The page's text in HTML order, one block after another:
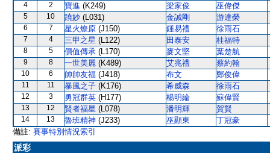
4 2 寶進 (K249) 梁家俊 巫偉傑
5 10 蹺妙 (L031) 金誠剛 游達榮
6 7 星火燎原 (J150) 鍾易禮 徐雨石
7 4 三甲之星 (L122) 田泰安 桂福特
8 5 價值傳承 (L170) 麥文堅 葉楚航
9 8 一世美麗 (K489) 艾兆禮 蔡約翰
10 6 帥帥友福 (J418) 布文 鄭俊偉
11 11 暴風之子 (K176) 希威森 徐雨石
12 3 勇冠群英 (H177) 楊明綸 蘇偉賢
13 12 賢者福星 (L078) 潘明輝 賀賢
14 13 魯班精神 (J233) 巫顯東
丁冠豪
備註: 賽事特別情況索引
派彩